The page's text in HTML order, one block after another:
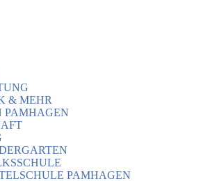
& MEHR
PAMHAGEN
PAMHAGEN